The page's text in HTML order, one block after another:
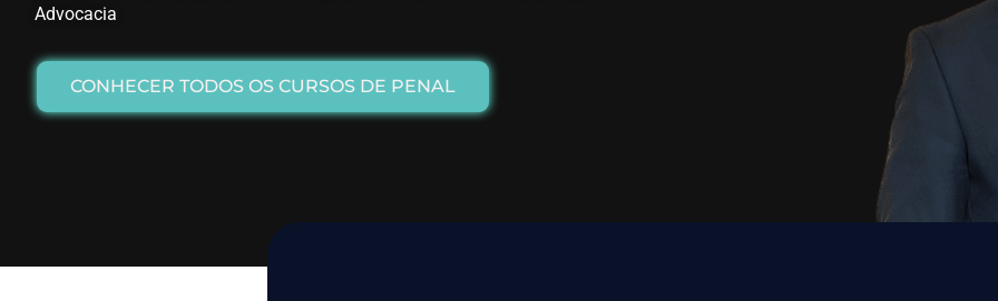
Advocacia
CONHECER TODOS OS CURSOS DE PENAL